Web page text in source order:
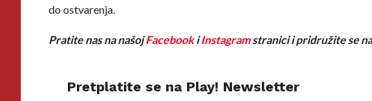
do ostvarenja.
Pratite nas na našojFacebookiInstagramstranici i pridružite se
Pretplatite se na Play! Newsletter